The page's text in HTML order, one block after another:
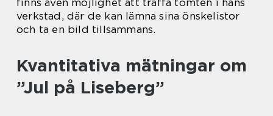
verkstad, där de kan lämna sina önskelistor
och ta en bild tillsammans.
Kvantitativa mätningar om
”Jul på Liseberg”